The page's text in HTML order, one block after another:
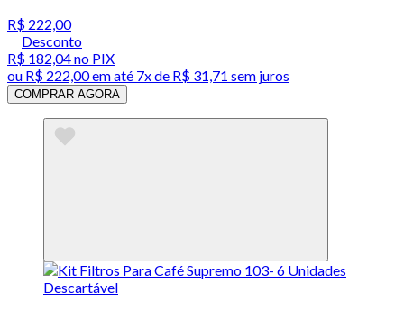
R$ 222,00
Desconto
R$ 182,04no PIX
ou R$ 222,00em até 7x de R$ 31,71 sem juros
COMPRAR AGORA